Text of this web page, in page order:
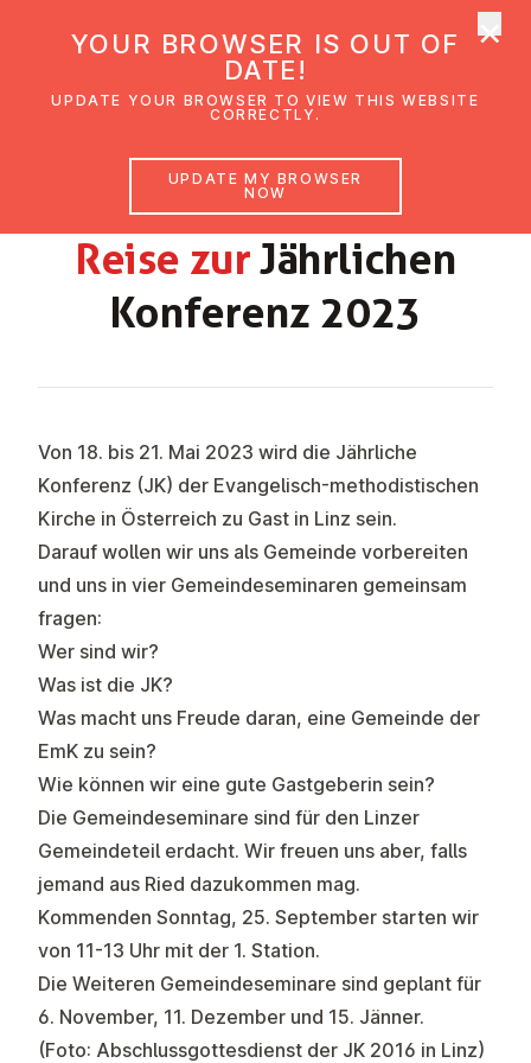
Reise zurJähr­lichen
Konferenz 2023
GEMEINDEBRIEF RIED SEPTEMBER-
OKTOBER 2022
Von 18. bis 21. Mai 2023 wird die Jährliche
Konferenz (JK) der Evangelisch-methodistischen
Kirche in Österreich zu Gast in Linz sein.
Darauf wollen wir uns als Gemeinde vorbereiten
und uns in vier Gemeindeseminaren gemeinsam
fragen:
Wer sind wir?
Was ist die JK?
Was macht uns Freude daran, eine Gemeinde der
EmK zu sein?
Wie können wir eine gute Gastgeberin sein?
Die Gemeindeseminare sind für den Linzer
Gemeindeteil erdacht. Wir freuen uns aber, falls
jemand aus Ried dazukommen mag.
Kommenden Sonntag, 25. September starten wir
von 11-13 Uhr mit der 1. Station.
Die Weiteren Gemeindeseminare sind geplant für
6. November, 11. Dezember und 15. Jänner.
(Foto: Abschlussgottesdienst der JK 2016 in Linz)
YOUR BROWSER IS OUT OF
DATE!
UPDATE YOUR BROWSER TO VIEW THIS WEBSITE
CORRECTLY.
UPDATE MY BROWSER
NOW
×